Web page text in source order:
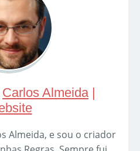
Carlos Almeida|
Almeida, e sou o criador